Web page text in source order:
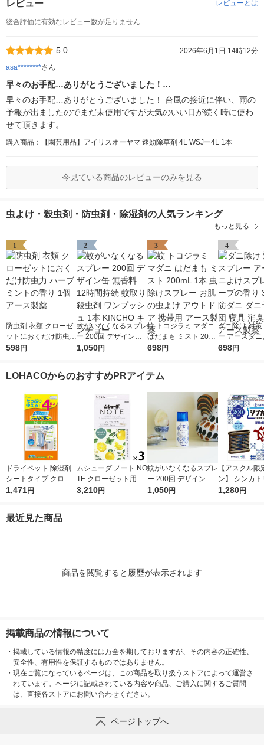
レビュー レビューとは
総合評価に有効なレビュー数が足りません
5.0
2026年6月1日 14時12分
asa********さん
早々のお手配…ありがとうございました！…
早々のお手配…ありがとうございました！ 台風の接近に伴い、雨の
予報が出ましたのでまだ未使用ですが天気のいい日が続く時に使わ
せて頂きます。
購入商品：【園芸用品】アイリスオーヤマ 速効除草剤 4L WSJー4L 1本
今見ている商品のレビューのみを見る
虫よけ・殺虫剤・防虫剤・除湿剤の人気ランキング
もっと見る
1
防虫剤 衣類 クローゼ
ットにおくだけ防虫力
ハーブミントの香り 1
598円
2
蚊がいなくなるスプレ
ー 200回 デザイン缶
無香料 12時間持続 蚊
ンチョー
1,050円
3
蚊 トコジラミ マダニ
はだまも ミスト 200
mL 1本 虫除けスプレ
製薬
698円
4
ダニ除け 対
ー アースダ
プレー ハーブ
698円
LOHACOからのおすすめPRアイテム
ドライペット 除湿剤
シートタイプ クロー
ゼット用 1袋（4枚
1,471円
ムシューダ ノート NO
TE クローゼット用 衣
類 防虫剤 ペパーミン
3,210円
蚊がいなくなるスプレ
ー 200回 デザイン缶
無香料 12時間持続 蚊
1,050円
【アスクル限
ン】 シンカ
代型 屋内蚊
1,280円
最近見た商品
商品を閲覧すると履歴が表示されます
掲載商品の情報について
・ 掲載している情報の精度には万全を期しておりますが、その内容の正確性、
安全性、有用性を保証するものではありません。
・ 現在ご覧になっているページは、この商品を取り扱うストアによって運営さ
れています。ページに記載されている内容や商品、ご購入に関するご質問
は、直接各ストアにお問い合わせください。
ページトップへ